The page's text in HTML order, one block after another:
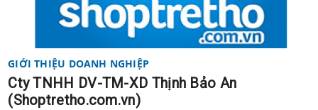
GIỚI THIỆU DOANH NGHIỆP
Cty TNHH DV-TM-XD Thịnh Bảo An
(Shoptretho.com.vn)